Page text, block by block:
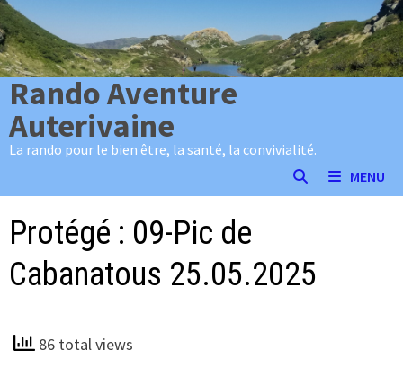
Passer
au
contenu
Rando Aventure
Auterivaine
La rando pour le bien être, la santé, la convivialité.
MENU
Protégé : 09-Pic de
Cabanatous 25.05.2025
86 total views